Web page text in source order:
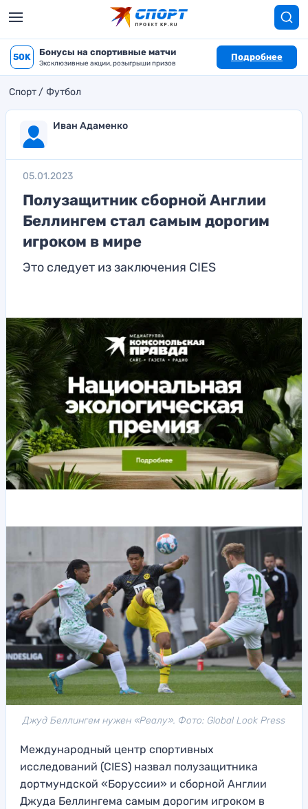
50K Бонусы на спортивные матчи
Эксклюзивные акции, розыгрыши призов
Подробнее
Спорт Футбол
Иван Адаменко
05.01.2023
Полузащитник сборной Англии
Беллингем стал самым дорогим
игроком в мире
Это следует из заключения CIES
Джуд Беллингем нужен «Реалу». Фото: Global Look Press
Международный центр спортивных
исследований (CIES) назвал полузащитника
дортмундской «Боруссии» и сборной Англии
Джуда Беллингема самым дорогим игроком в